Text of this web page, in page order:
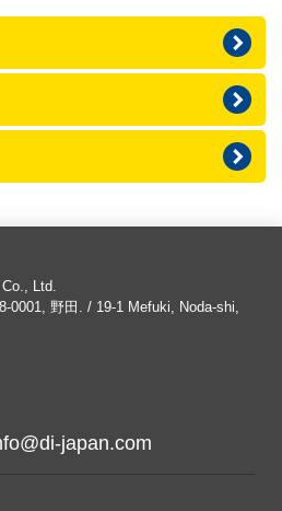
Ltd.
0001, 野田. / 19-1 Mefuki, Noda-shi,
japan.com